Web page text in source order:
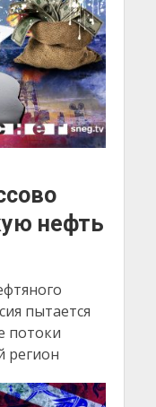
нефть
пытается
потоки
регион